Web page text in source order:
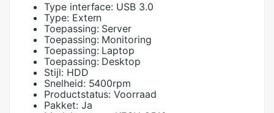
Type interface: USB 3.0
Type: Extern
Toepassing: Server
Toepassing: Monitoring
Toepassing: Laptop
Toepassing: Desktop
Stijl: HDD
Snelheid: 5400rpm
Productstatus: Voorraad
Pakket: Ja